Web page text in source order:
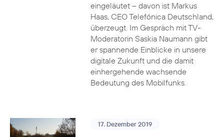
eingeläutet – davon ist Markus
Haas, CEO Telefónica Deutschland,
überzeugt. Im Gespräch mit TV-
Moderatorin Saskia Naumann gibt
er spannende Einblicke in unsere
digitale Zukunft und die damit
einhergehende wachsende
Bedeutung des Mobilfunks.
17. Dezember 2019